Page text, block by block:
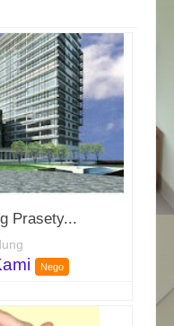
Prasety...
Nego